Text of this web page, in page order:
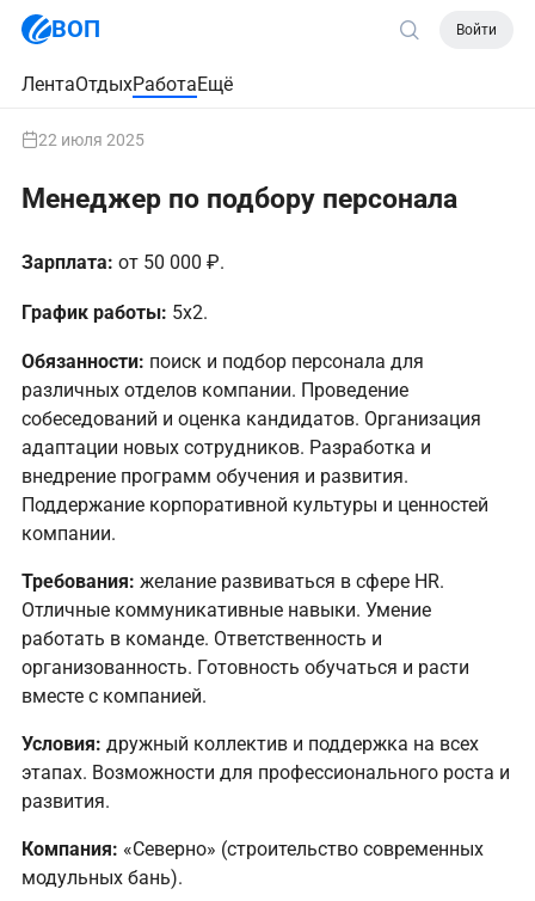
ВОП Войти
ЛентаОтдыхРаботаЕщё
22 июля 2025
Менеджер по подбору персонала
Зарплата: от 50 000 ₽.
График работы: 5х2.
Обязанности: поиск и подбор персонала для
различных отделов компании. Проведение
собеседований и оценка кандидатов. Организация
адаптации новых сотрудников. Разработка и
внедрение программ обучения и развития.
Поддержание корпоративной культуры и ценностей
компании.
Требования: желание развиваться в сфере HR.
Отличные коммуникативные навыки. Умение
работать в команде. Ответственность и
организованность. Готовность обучаться и расти
вместе с компанией.
Условия: дружный коллектив и поддержка на всех
этапах. Возможности для профессионального роста и
развития.
Компания: «Северно» (строительство современных
модульных бань).